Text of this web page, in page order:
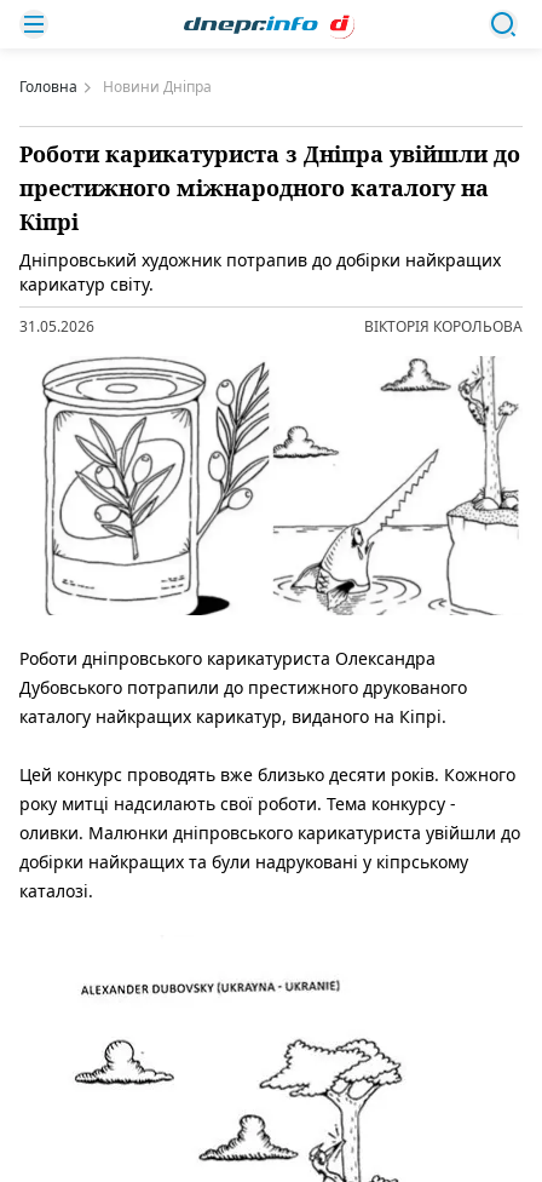
Головна Новини Дніпра
Роботи карикатуриста з Дніпра увійшли до
престижного міжнародного каталогу на
Кіпрі
Дніпровський художник потрапив до добірки найкращих
карикатур світу.
31.05.2026 ВІКТОРІЯ КОРОЛЬОВА
Роботи дніпровського карикатуриста Олександра
Дубовського потрапили до престижного друкованого
каталогу найкращих карикатур, виданого на Кіпрі.
Цей конкурс проводять вже близько десяти років. Кожного
року митці надсилають свої роботи. Тема конкурсу -
оливки. Малюнки дніпровського карикатуриста увійшли до
добірки найкращих та були надруковані у кіпрському
каталозі.